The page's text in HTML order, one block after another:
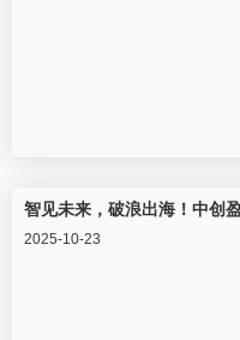
2025-10-23